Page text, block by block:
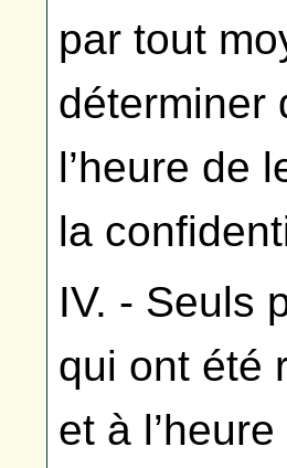
par tout
déterminer
l’heure de
la
IV. - Seuls
qui ont été
et à